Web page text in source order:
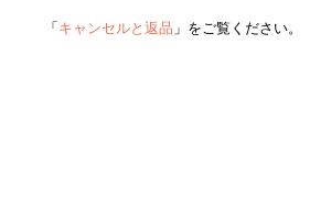
「 キャンセルと返品 」をご覧ください。